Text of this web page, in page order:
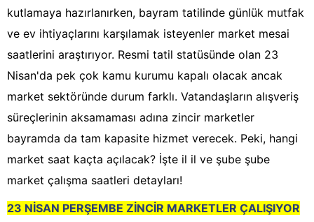
kutlamaya hazırlanırken, bayram tatilinde günlük mutfak
ve ev ihtiyaçlarını karşılamak isteyenler market mesai
saatlerini araştırıyor. Resmi tatil statüsünde olan 23
Nisan'da pek çok kamu kurumu kapalı olacak ancak
market sektöründe durum farklı. Vatandaşların alışveriş
süreçlerinin aksamaması adına zincir marketler
bayramda da tam kapasite hizmet verecek. Peki, hangi
market saat kaçta açılacak? İşte il il ve şube şube
market çalışma saatleri detayları!
23 NİSAN PERŞEMBE ZİNCİR MARKETLER ÇALIŞIYOR